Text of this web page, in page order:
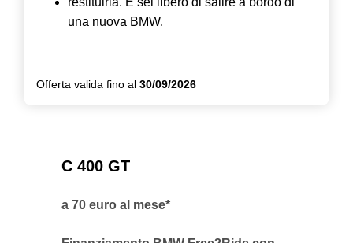
una nuova BMW.
Offerta valida fino al 30/09/2026
C 400 GT
a 70 euro al mese*